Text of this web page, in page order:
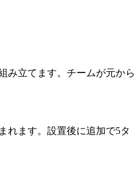
み立てます。チームが元から
れます。設置後に追加で5タ